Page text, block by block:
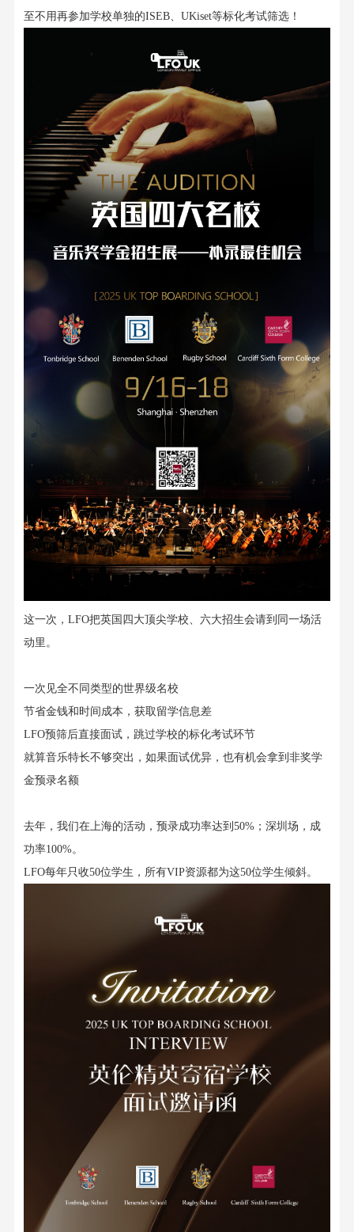
至不用再参加学校单独的ISEB、 UKiset等标化考试筛选！
这一次， LFO把英国四大顶尖学校、六大招生会请到同一场活
动里。
一次见全不同类型的世界级名校
节省金钱和时间成本 ，获取留学信息差
LFO预筛后直接面试，跳过学校的标化考试环节
就算音乐特长不够突出， 如果面试优异， 也有机会拿到非奖学
金预录名额
去年，我们在上海的活动，预录成功率达到50%；深圳场，成
功率100%。
LFO每年只收50位学生，所有VIP资源都为这50位学生倾斜。